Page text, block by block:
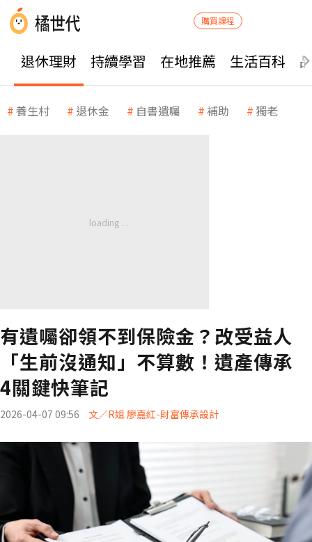
購買課程
退休理財 持續學習 在地推薦 生活百科
養生村 退休金 自書遺囑 補助 獨老
有遺囑卻領不到保險金？改受益人
「生前沒通知」不算數！遺產傳承
4關鍵快筆記
2026-04-07 09:56 文／R姐 廖嘉紅-財富傳承設計